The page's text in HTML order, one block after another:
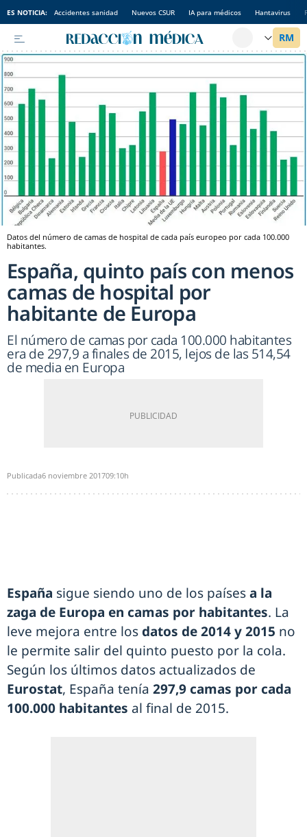
ES NOTICIA: Accidentes sanidad Nuevos CSUR IA para médicos Hantavirus
Datos del número de camas de hospital de cada país europeo por cada 100.000
habitantes.
España, quinto país con menos
camas de hospital por
habitante de Europa
El número de camas por cada 100.000 habitantes
era de 297,9 a finales de 2015, lejos de las 514,54
de media en Europa
Publicada6 noviembre 201709:10h
España sigue siendo uno de los paísesa la
zaga de Europa en camas por habitantes. La
leve mejora entre los datos de 2014 y 2015 no
le permite salir del quinto puesto por la cola.
Según los últimos datos actualizados de
Eurostat, España tenía 297,9 camas por cada
100.000 habitantes al final de 2015.